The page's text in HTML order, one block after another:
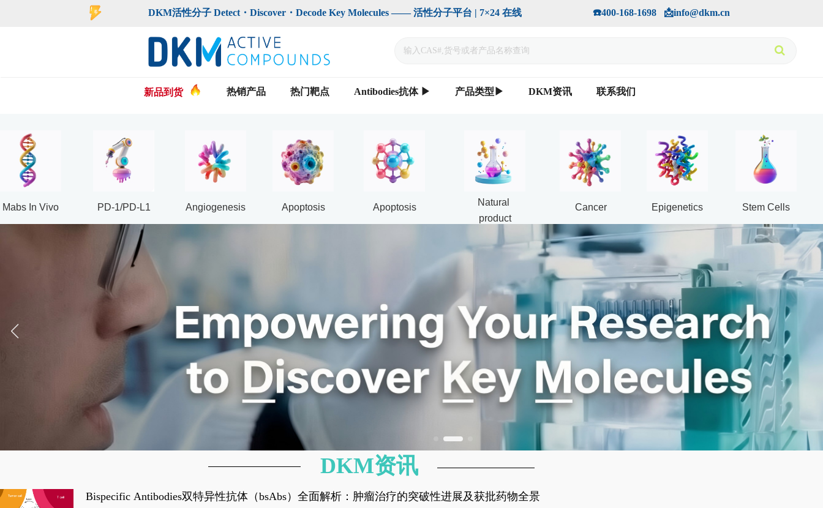
手机版
DKM活性分子 Detect・Discover・Decode Key Molecules —— 活性分子平台 | 7×24 在线                             ☎️400-168-1698   📩info@dkm.cn
新品到货 热销产品 热门靶点 Antibodies抗体 ▶ 产品类型▶ DKM资讯 联系我们
Mabs In Vivo PD-1/PD-L1 Angiogenesis Apoptosis Apoptosis
Natural
product
Cancer Epigenetics Stem Cells
Bispecific Antibodies双特异性抗体（bsAbs）全面解析：肿瘤治疗的突破性进展及获批药物全景
DKM资讯